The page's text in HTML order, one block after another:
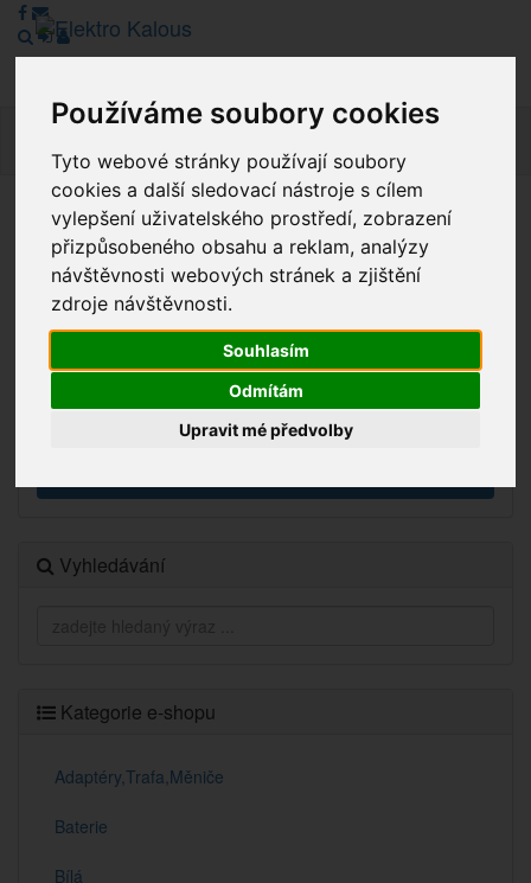
Používáme soubory cookies
Tyto webové stránky používají soubory
cookies a další sledovací nástroje s cílem
vylepšení uživatelského prostředí, zobrazení
přizpůsobeného obsahu a reklam, analýzy
návštěvnosti webových stránek a zjištění
zdroje návštěvnosti.
Souhlasím
Odmítám
Upravit mé předvolby
Vážení zákazníci, v tuto chvíli je Náš internetový obchod v
režimu Katalogu. Objednávky on-line nyní nelze vyřídit.
Děkujeme za pochopení.
Výprodej
Vyhledávání
Kategorie e-shopu
Adaptéry,Trafa,Měniče
Baterie
Bílá